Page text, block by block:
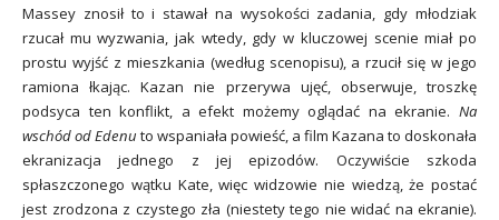
Massey znosił to i stawał na wysokości zadania, gdy młodziak
rzucał mu wyzwania, jak wtedy, gdy w kluczowej scenie miał po
prostu wyjść z mieszkania (według scenopisu), a rzucił się w jego
ramiona łkając. Kazan nie przerywa ujęć, obserwuje, troszkę
podsyca ten konflikt, a efekt możemy oglądać na ekranie. Na
wschód od Edenu to wspaniała powieść, a film Kazana to doskonała
ekranizacja jednego z jej epizodów. Oczywiście szkoda
spłaszczonego wątku Kate, więc widzowie nie wiedzą, że postać
jest zrodzona z czystego zła (niestety tego nie widać na ekranie).